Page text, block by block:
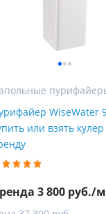
Заказ
WiseWater
или взять кулер
3 800 руб./
чтобы